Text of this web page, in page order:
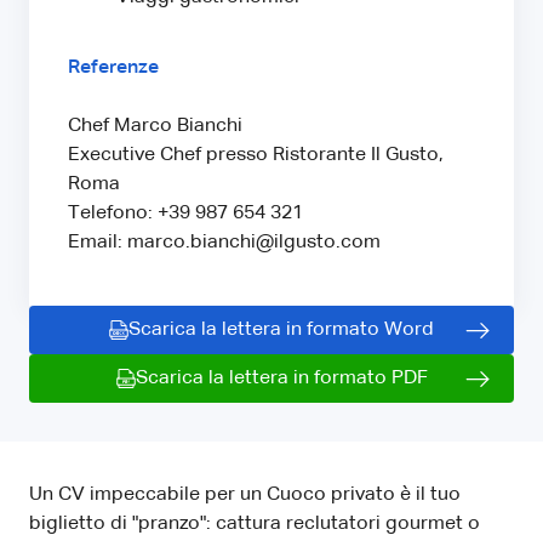
Referenze
Chef Marco Bianchi
Executive Chef presso Ristorante Il Gusto,
Roma
Telefono: +39 987 654 321
Email: marco.bianchi@ilgusto.com
Scarica la lettera in formato Word
Scarica la lettera in formato PDF
Un CV impeccabile per un Cuoco privato è il tuo
biglietto di "pranzo": cattura reclutatori gourmet o